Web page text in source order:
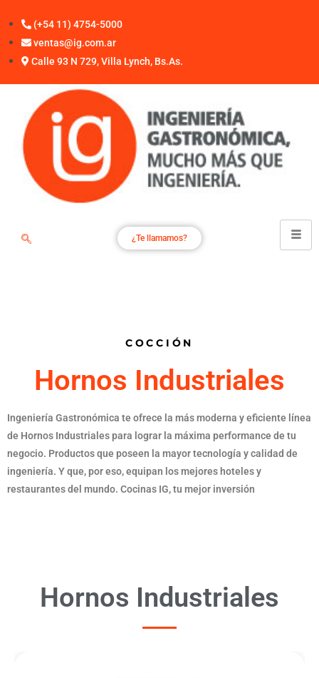
(+54 11) 4754-5000
ventas@ig.com.ar
Calle 93 N 729, Villa Lynch, Bs.As.
¿Te llamamos?
COCCIÓN
Hornos Industriales
Ingeniería Gastronómica te ofrece la más moderna y eficiente línea
de Hornos Industriales para lograr la máxima performance de tu
negocio. Productos que poseen la mayor tecnología y calidad de
ingeniería. Y que, por eso, equipan los mejores hoteles y
restaurantes del mundo. Cocinas IG, tu mejor inversión
Hornos Industriales